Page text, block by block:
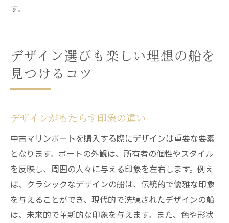
す。
デザイン選びも楽しい理想の船を
見つけるコツ
デザインがもたらす印象の違い
中古マリンボートを購入する際にデザインは重要な要素
となります。ボートの外観は、所有者の個性やスタイル
を反映し、周囲の人々に与える印象を左右します。例え
ば、クラシックなデザインの船は、伝統的で優雅な印象
を与えることができ、現代的で洗練されたデザインの船
は、未来的で革新的な印象を与えます。また、色や形状